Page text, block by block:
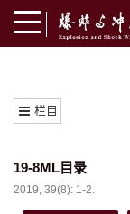
栏目
19-8ML目录
2019, 39(8): 1-2.